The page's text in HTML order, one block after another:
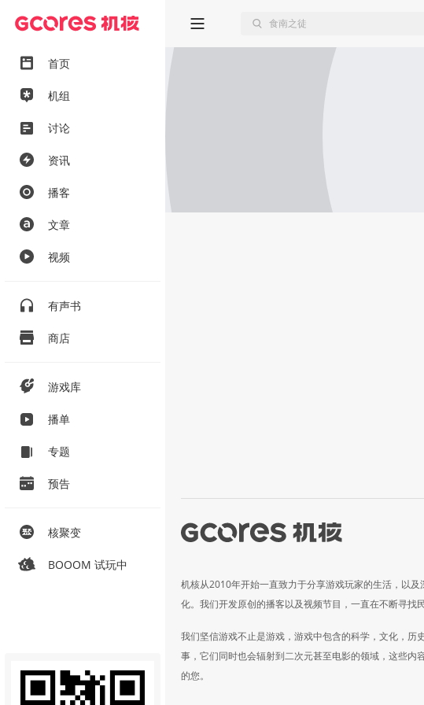
首页
机组
讨论
资讯
播客
文章
视频
有声书
商店
游戏库
播单
专题
预告
核聚变
BOOOM 试玩中
机核从2010年开始一直致力于分享游戏玩家的生活，以及
化。我们开发原创的播客以及视频节目，一直在不断寻找
我们坚信游戏不止是游戏，游戏中包含的科学，文化，历
事，它们同时也会辐射到二次元甚至电影的领域，这些内
的您。